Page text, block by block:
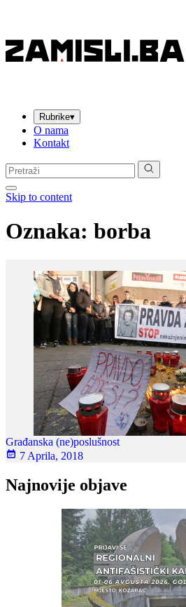
Rubrike▾
O nama
Kontakt
Pretraga:
Skip to content
Oznaka: borba
Građanska (ne)poslušnost
7 Aprila, 2018
Najnovije objave